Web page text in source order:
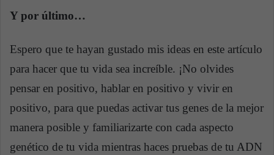
Y por último…
Espero que te hayan gustado mis ideas en este artículo
para hacer que tu vida sea increíble. ¡No olvides
pensar en positivo, hablar en positivo y vivir en
positivo, para que puedas activar tus genes de la mejor
manera posible y familiarizarte con cada aspecto
genético de tu vida mientras haces pruebas de tu ADN